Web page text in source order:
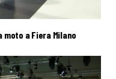
moto a Fiera Milano